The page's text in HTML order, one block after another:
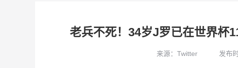
老兵不死！34岁J罗已在世界杯
来源：Twitter 发布